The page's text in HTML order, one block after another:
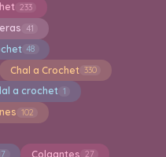
233
41
48
Chal a Crochet 330
a crochet 1
102
Colgantes 27